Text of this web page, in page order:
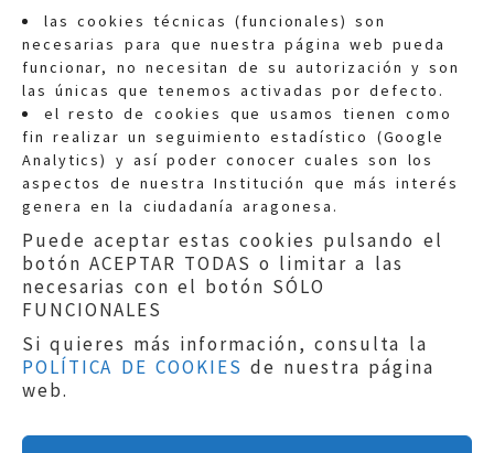
las cookies técnicas (funcionales) son
necesarias para que nuestra página web pueda
funcionar, no necesitan de su autorización y son
las únicas que tenemos activadas por defecto.
el resto de cookies que usamos tienen como
fin realizar un seguimiento estadístico (Google
Analytics) y así poder conocer cuales son los
aspectos de nuestra Institución que más interés
genera en la ciudadanía aragonesa.
Puede aceptar estas cookies pulsando el
botón ACEPTAR TODAS o limitar a las
necesarias con el botón SÓLO
FUNCIONALES
Si quieres más información, consulta la
POLÍTICA DE COOKIES de nuestra página
web.
Quejas:quejas@eljusticiadearagon.es
Información general:
informacion@eljusticiadearagon.es
Teléfonos:900 210 210/
Aviso legal|Política de privacidad|
Protección de Datos